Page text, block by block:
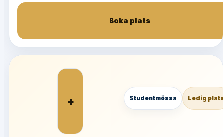
Boka plats
+ Studentmössa Ledig